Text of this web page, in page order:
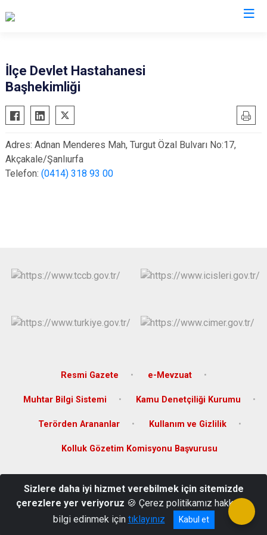
Akçakale
Birecik
Ceylanpınar
Halfeti
Haliliye
İlçe Devlet Hastahanesi
Başhekimliği
Adres: Adnan Menderes Mah, Turgut Özal Bulvarı No:17,
Akçakale/Şanlıurfa
Telefon: (0414) 318 93 00
Resmi Gazete e-Mevzuat
Muhtar Bilgi Sistemi Kamu Denetçiliği Kurumu
Terörden Arananlar Kullanım ve Gizlilik
Kolluk Gözetim Komisyonu Başvurusu
Hürriyet Mahallesi İstasyon Caddesi No : 36 Hükmet Konağı 63500,
Akçakale-Şanlıurfa Telefon : +90 414 411 20 25
Sizlere daha iyi hizmet verebilmek için sitemizde
çerezlere yer veriyoruz 🍪 Çerez politikamız hakkında
bilgi edinmek için tıklayınız Kabul et